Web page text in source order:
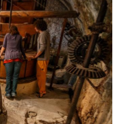
à farine actionnés